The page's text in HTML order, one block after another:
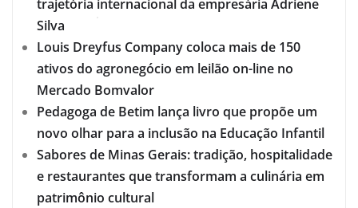
trajetória internacional da empresária Adriene
Silva
Louis Dreyfus Company coloca mais de 150
ativos do agronegócio em leilão on-line no
Mercado Bomvalor
Pedagoga de Betim lança livro que propõe um
novo olhar para a inclusão na Educação Infantil
Sabores de Minas Gerais: tradição, hospitalidade
e restaurantes que transformam a culinária em
patrimônio cultural